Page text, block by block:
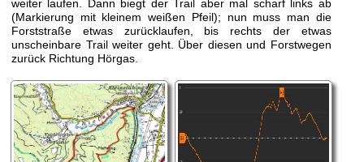
weiter laufen. Dann biegt der Trail aber mal scharf links ab
(Markierung mit kleinem weißen Pfeil); nun muss man die
Forststraße etwas zurücklaufen, bis rechts der etwas
unscheinbare Trail weiter geht. Über diesen und Forstwegen
zurück Richtung Hörgas.